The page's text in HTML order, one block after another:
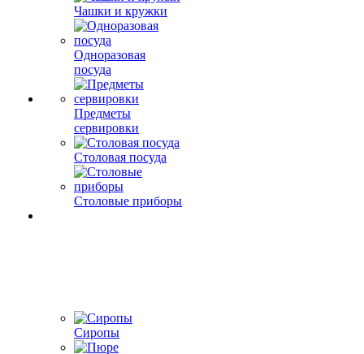
Чашки и кружки
Одноразовая
посуда
Предметы
сервировки
Столовая посуда
Столовые приборы
Сиропы